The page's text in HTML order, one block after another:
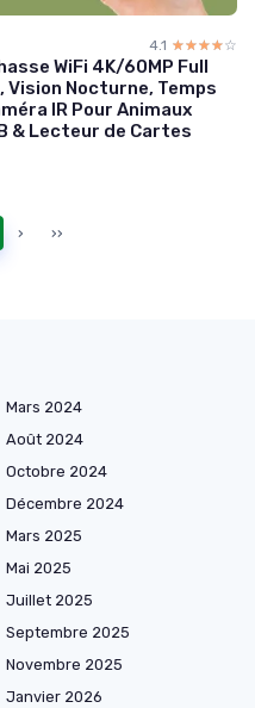
4.1 ☆☆☆☆☆
★★★★★
WiFi 4K/60MP Full
Nocturne, Temps
IR Pour Animaux
& Lecteur de Cartes
› ››
Mars 2024
Août 2024
Octobre 2024
Décembre 2024
Mars 2025
Mai 2025
Juillet 2025
Septembre 2025
Novembre 2025
Janvier 2026